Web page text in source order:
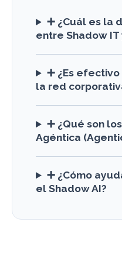
➕ ¿Cuál es la
entre Shadow IT
➕ ¿Es
la red
➕ ¿Qué son
Agéntica
➕ ¿Cómo
el Shadow AI?